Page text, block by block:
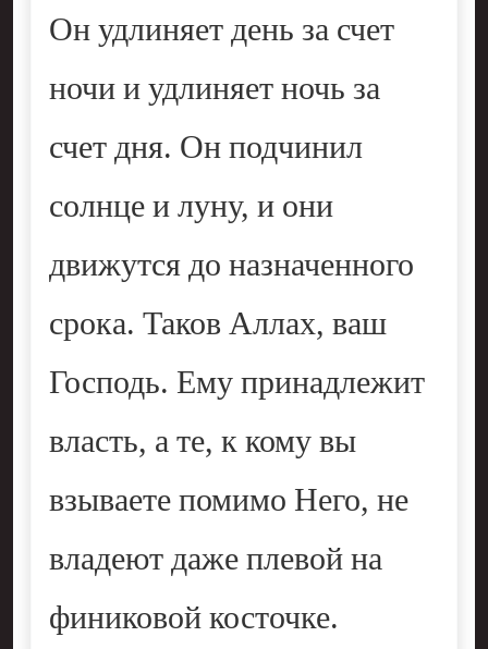
Он удлиняет день за счет
ночи и удлиняет ночь за
счет дня. Он подчинил
солнце и луну, и они
движутся до назначенного
срока. Таков Аллах, ваш
Господь. Ему принадлежит
власть, а те, к кому вы
взываете помимо Него, не
владеют даже плевой на
финиковой косточке.